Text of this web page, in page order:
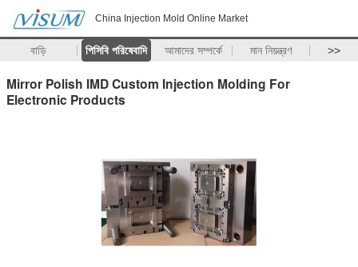
China Injection Mold Online Market
বাড়ি পিসিবি পরিষেবাদি আমাদের সম্পর্কে মান নিয়ন্ত্রণ >>
Mirror Polish IMD Custom Injection Molding For
Electronic Products